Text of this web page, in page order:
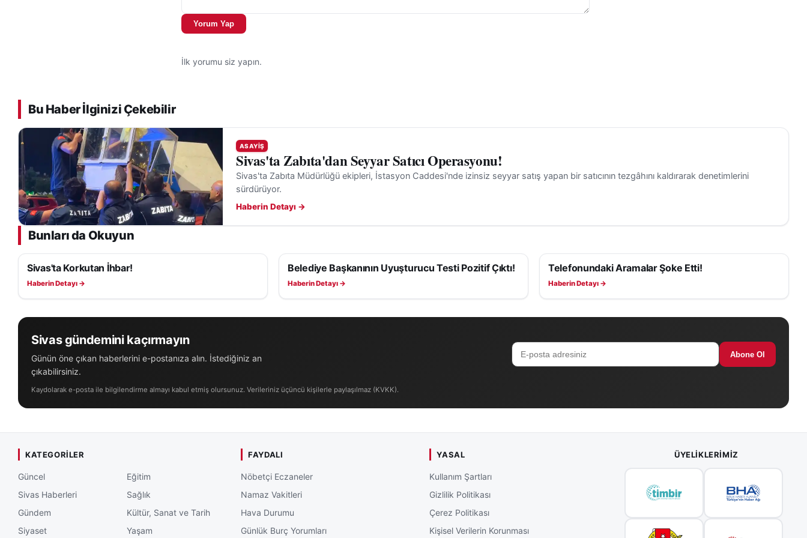
Kangal ilçesinde yaşanan bu acı olay, hem bir insanın hayatını kaybetmesi hem de
hayvanların telef olması nedeniyle bölgede derin üzüntü yarattı. Kazaya ilişkin resmi
Yorum Yap
İlk yorumu siz yapın.
Bu Haber İlginizi Çekebilir
ASAYIŞ
Sivas'ta Zabıta'dan Seyyar Satıcı Operasyonu!
Sivas'ta Zabıta Müdürlüğü ekipleri, İstasyon Caddesi'nde izinsiz seyyar satış yapan bir satıcının tezgâhını kaldırarak denetimlerini
sürdürüyor.
Haberin Detayı →
Bunları da Okuyun
ASAYIŞ
Sivas'ta Korkutan İhbar!
Haberin Detayı →
ASAYIŞ
Belediye Başkanının Uyuşturucu Testi Pozitif Çıktı!
Haberin Detayı →
ASAYIŞ
Telefonundaki Aramalar Şoke Etti!
Haberin Detayı →
Sivas gündemini kaçırmayın
Günün öne çıkan haberlerini e-postanıza alın. İstediğiniz an
çıkabilirsiniz.
Abone Ol
Kaydolarak e-posta ile bilgilendirme almayı kabul etmiş olursunuz. Verileriniz üçüncü kişilerle paylaşılmaz (KVKK).
KATEGORILER
Güncel
Sivas Haberleri
Gündem
Siyaset
Eğitim
Sağlık
Kültür, Sanat ve Tarih
Yaşam
FAYDALI
Nöbetçi Eczaneler
Namaz Vakitleri
Hava Durumu
Günlük Burç Yorumları
YASAL
Kullanım Şartları
Gizlilik Politikası
Çerez Politikası
Kişisel Verilerin Korunması
ÜYELIKLERIMIZ